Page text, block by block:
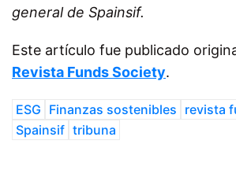
general de Spainsif.
Este artículo fue publicado
Revista Funds Society.
ESG Finanzas sostenibles revista
Spainsif tribuna